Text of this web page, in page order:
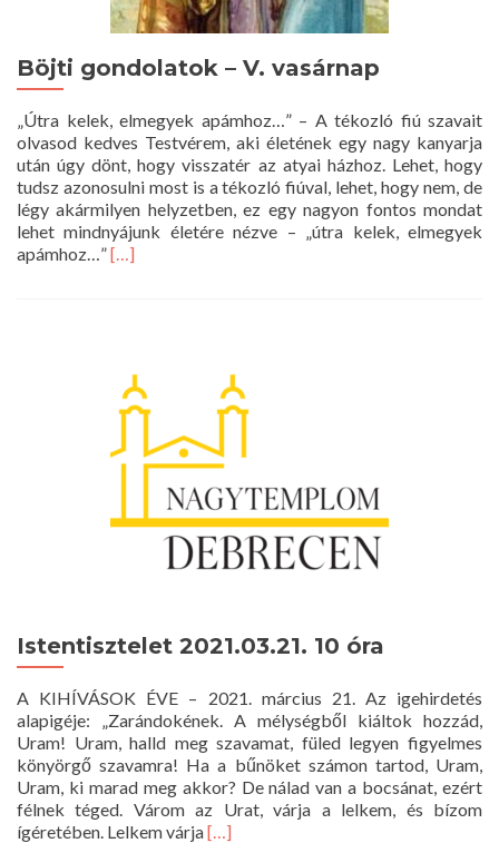
Böjti gondolatok – V. vasárnap
„Útra kelek, elmegyek apámhoz…” – A tékozló fiú szavait
olvasod kedves Testvérem, aki életének egy nagy kanyarja
után úgy dönt, hogy visszatér az atyai házhoz. Lehet, hogy
tudsz azonosulni most is a tékozló fiúval, lehet, hogy nem, de
légy akármilyen helyzetben, ez egy nagyon fontos mondat
lehet mindnyájunk életére nézve – „útra kelek, elmegyek
apámhoz…”Read
vasárnap
[…]
Istentisztelet 2021.03.21. 10 óra
A KIHÍVÁSOK ÉVE – 2021. március 21. Az igehirdetés
alapigéje: „Zarándokének. A mélységből kiáltok hozzád,
Uram! Uram, halld meg szavamat, füled legyen figyelmes
könyörgő szavamra! Ha a bűnöket számon tartod, Uram,
Uram, ki marad meg akkor? De nálad van a bocsánat, ezért
félnek téged. Várom az Urat, várja a lelkem, és bízom
ígéretében. Lelkem várjaRead
[…]